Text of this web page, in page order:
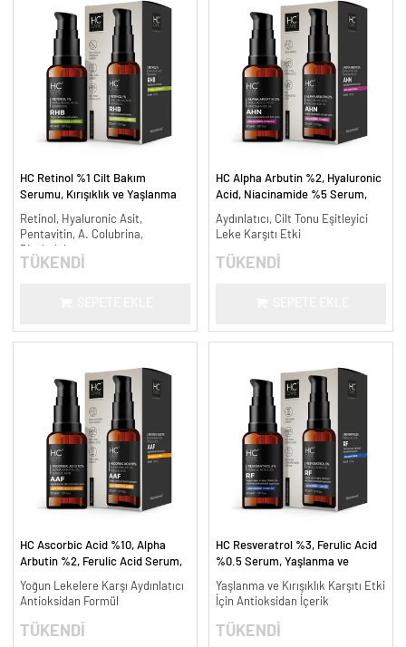
HC Retinol %1 Cilt Bakım
Serumu, Kırışıklık ve Yaşlanma
Retinol, Hyaluronic Asit,
Pentavitin, A. Colubrina,
TÜKENDİ
HC Alpha Arbutin %2, Hyaluronic
Acid, Niacinamide %5 Serum,
ml.
Aydınlatıcı, Cilt Tonu Eşitleyici
Leke Karşıtı Etki
TÜKENDİ
HC Ascorbic Acid %10, Alpha
Arbutin %2, Ferulic Acid Serum,
ml.
Yoğun Lekelere Karşı Aydınlatıcı
Antioksidan Formül
TÜKENDİ
HC Resveratrol %3, Ferulic Acid
%0.5 Serum, Yaşlanma ve
Yaşlanma ve Kırışıklık Karşıtı Etki
İçin Antioksidan İçerik
TÜKENDİ